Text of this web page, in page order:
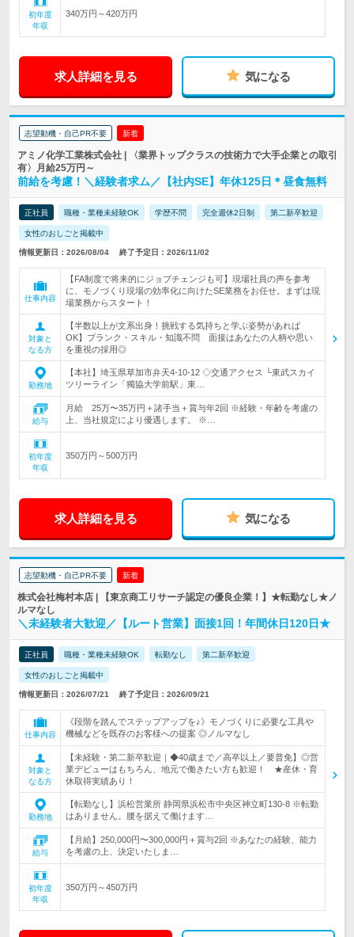
初年度
年収
340万円～420万円
求人詳細を見る 気になる
志望動機・自己PR不要 新着
アミノ化学工業株式会社 | 〈業界トップクラスの技術力で大手企業との取引
有〉月給25万円～
前給を考慮！＼経験者求ム／【社内SE】年休125日＊昼食無料
正社員 職種・業種未経験OK 学歴不問 完全週休2日制 第二新卒歓迎
女性のおしごと掲載中
情報更新日：2026/08/04 終了予定日：2026/11/02
仕事内容
【FA制度で将来的にジョブチェンジも可】現場社員の声を参考
に、モノづくり現場の効率化に向けたSE業務をお任せ。まずは現
場業務からスタート！
対象と
なる方
【半数以上が文系出身！挑戦する気持ちと学ぶ姿勢があれば
OK】ブランク・スキル・知識不問 面接はあなたの人柄や思い
を重視の採用◎
勤務地
【本社】埼玉県草加市弁天4-10-12 ◇交通アクセス └東武スカイ
ツリーライン「獨協大学前駅」東…
給与
月給 25万〜35万円＋諸手当＋賞与年2回 ※経験・年齢を考慮の
上、当社規定により優遇します。 ※…
初年度
年収
350万円～500万円
求人詳細を見る 気になる
志望動機・自己PR不要 新着
株式会社梅村本店 | 【東京商工リサーチ認定の優良企業！】★転勤なし★ノ
ルマなし
＼未経験者大歓迎／【ルート営業】面接1回！年間休日120日★
正社員 職種・業種未経験OK 転勤なし 第二新卒歓迎
女性のおしごと掲載中
情報更新日：2026/07/21 終了予定日：2026/09/21
仕事内容
《段階を踏んでステップアップを♪》モノづくりに必要な工具や
機械などを既存のお客様への提案 ◎ノルマなし
対象と
なる方
【未経験・第二新卒歓迎｜◆40歳まで／高卒以上／要普免】◎営
業デビューはもちろん、地元で働きたい方も歓迎！ ★産休・育
休取得実績あり！
勤務地
【転勤なし】浜松営業所 静岡県浜松市中央区神立町130-8 ※転勤
はありません。腰を据えて働けます…
給与
【月給】250,000円〜300,000円＋賞与2回 ※あなたの経験、能力
を考慮の上、決定いたしま…
初年度
年収
350万円～450万円